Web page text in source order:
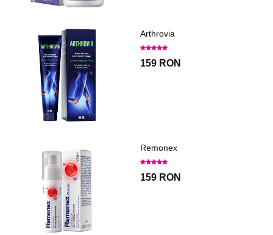
Arthrovia
159 RON
Remonex
159 RON